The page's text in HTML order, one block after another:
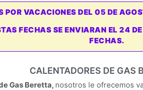
POR VACACIONES DEL 05 DE
FECHAS SE ENVIARAN EL 24
FECHAS.
CALENTADORES DE GAS
Gas Beretta, nosotros le ofrecemos